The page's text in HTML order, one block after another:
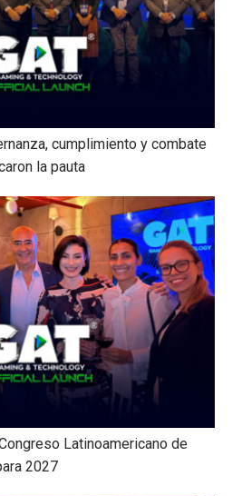
cumplimiento y combate
la pauta
Latinoamericano de
2027